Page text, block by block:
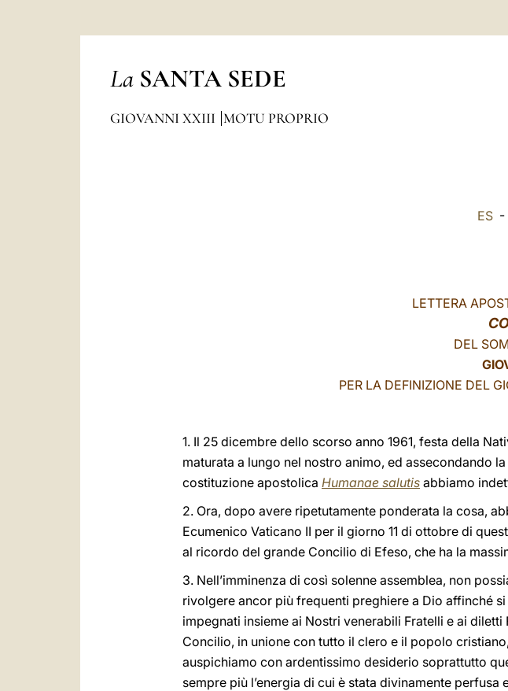
La SANTA SEDE
GIOVANNI XXIII MOTU PROPRIO
ES-
LETTERA
DEL
PER LA DEFINIZIONE DEL
1. Il 25 dicembre dello scorso anno 1961, festa della
maturata a lungo nel nostro animo, ed assecondando
costituzione apostolica Humanae salutis abbiamo
2. Ora, dopo avere ripetutamente ponderata la cosa,
Ecumenico Vaticano II per il giorno 11 di ottobre di
al ricordo del grande Concilio di Efeso, che ha la
3. Nell’imminenza di così solenne assemblea, non
rivolgere ancor più frequenti preghiere a Dio affinché
impegnati insieme ai Nostri venerabili Fratelli e ai
Concilio, in unione con tutto il clero e il popolo
auspichiamo con ardentissimo desiderio soprattutto
sempre più l’energia di cui è stata divinamente